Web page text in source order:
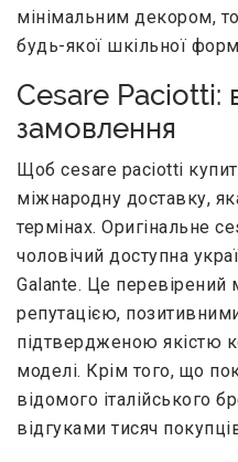
мінімальним декором,
будь-якої шкільної
Cesare Paciotti:
замовлення
Щоб cesare paciotti
міжнародну доставку,
термінах. Оригінальне
чоловічий доступна
Galante. Це
репутацією,
підтвердженою якістю
моделі. Крім того, що
відомого італійського
відгуками тисяч